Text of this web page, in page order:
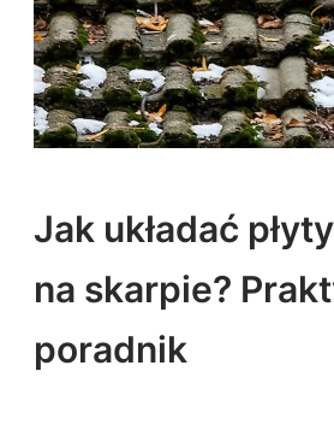
Jak układać
na skarpie?
poradnik